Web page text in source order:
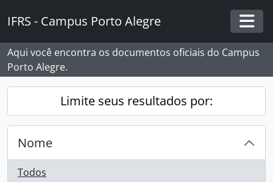
IFRS - Campus Porto Alegre
Aqui você encontra os documentos oficiais do Campus
Porto Alegre.
Limite seus resultados por:
Nome
Todos